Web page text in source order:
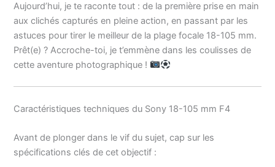
Aujourd’hui, je te raconte tout : de la première prise en main
aux clichés capturés en pleine action, en passant par les
astuces pour tirer le meilleur de la plage focale 18-105 mm.
Prêt(e) ? Accroche-toi, je t’emmène dans les coulisses de
cette aventure photographique !
Caractéristiques techniques du Sony 18-105 mm F4
Avant de plonger dans le vif du sujet, cap sur les
spécifications clés de cet objectif :